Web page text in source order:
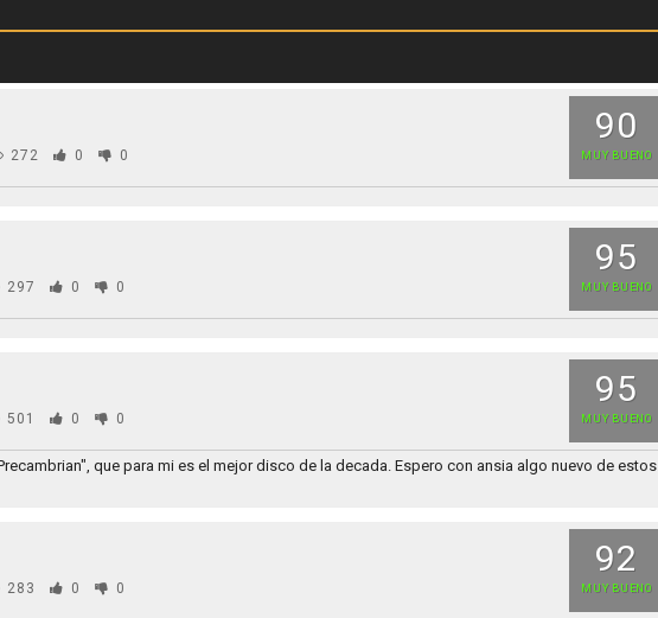
90
MUY BUENO
272 0 0
95
MUY BUENO
297 0 0
95
MUY BUENO
501 0 0
que para mi es el mejor disco de la decada. Espero con ansia algo nuevo de estos
92
MUY BUENO
283 0 0